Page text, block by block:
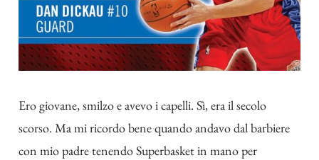
Ero giovane, smilzo e avevo i capelli. Sì, era il secolo
scorso. Ma mi ricordo bene quando andavo dal barbiere
con mio padre tenendo Superbasket in mano per